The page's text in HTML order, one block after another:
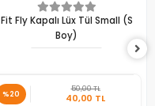
Fit Fly Kapalı Lüx Tül Small (S
Boy)
%20
50,00 TL
40,00 TL